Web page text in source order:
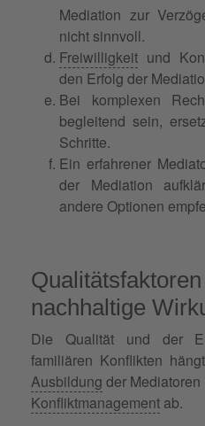
Mediation zur
nicht sinnvoll.
Freiwilligkeit und
den Erfolg der
Bei komplexen
begleitend sein,
Schritte.
Ein erfahrener
der Mediation
andere Optionen
nachhaltige
Die Qualität und der
familiären Konflikten
Ausbildung der
Konfliktmanagement ab.